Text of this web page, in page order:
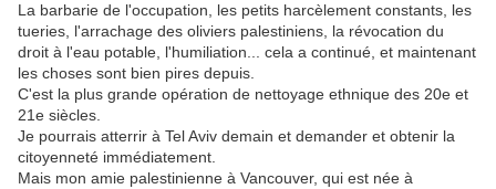
La barbarie de l'occupation, les petits harcèlement constants, les
tueries, l'arrachage des oliviers palestiniens, la révocation du
droit à l'eau potable, l'humiliation... cela a continué, et maintenant
les choses sont bien pires depuis.
C'est la plus grande opération de nettoyage ethnique des 20e et
21e siècles.
Je pourrais atterrir à Tel Aviv demain et demander et obtenir la
citoyenneté immédiatement.
Mais mon amie palestinienne à Vancouver, qui est née à